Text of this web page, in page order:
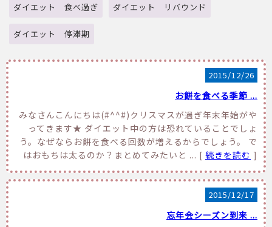
ダイエット 食べ過ぎ ダイエット リバウンド
ダイエット 停滞期
2015/12/26
お餅を食べる季節 ...
みなさんこんにちは(#^^#)クリスマスが過ぎ年末年始がや
ってきます★ ダイエット中の方は恐れていることでしょ
う。なぜならお餅を食べる回数が増えるからでしょう。 で
はおもちは太るのか？まとめてみたいと ... [ 続きを読む ]
2015/12/17
忘年会シーズン到来 ...